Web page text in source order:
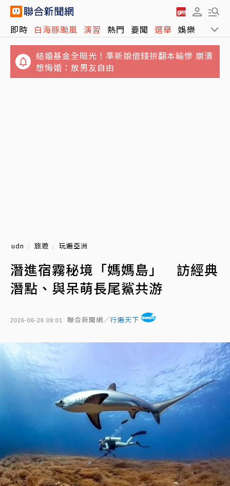
即時 白海豚颱風 演習 熱門 要聞 選舉 娛樂 運動
結婚基金全賠光！準新娘借錢拚翻本輸慘 崩潰
想悔婚：放男友自由
udn 旅遊 玩遍亞洲
潛進宿霧秘境「媽媽島」 訪經典
潛點、與呆萌長尾鯊共游
2026-06-26 09:01 聯合新聞網／行遍天下